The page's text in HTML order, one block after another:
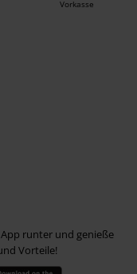
runter und genieße
Vorteile!